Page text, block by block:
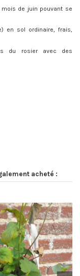
mois de juin pouvant se
en sol ordinaire, frais,
du rosier avec des
acheté :